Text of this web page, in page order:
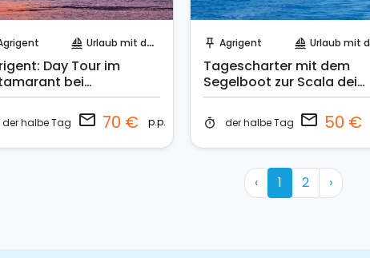
sailing Urlaub mit dem Segelboot
Day Tour im
bei
der halbe Tag email 70 € p.p.
push_pin Agrigent sailing Urlaub mit dem Segelboot
Tagescharter mit dem
Segelboot zur Scala dei
Turchi
timer der halbe Tag email 50 €
‹ 1 2 ›